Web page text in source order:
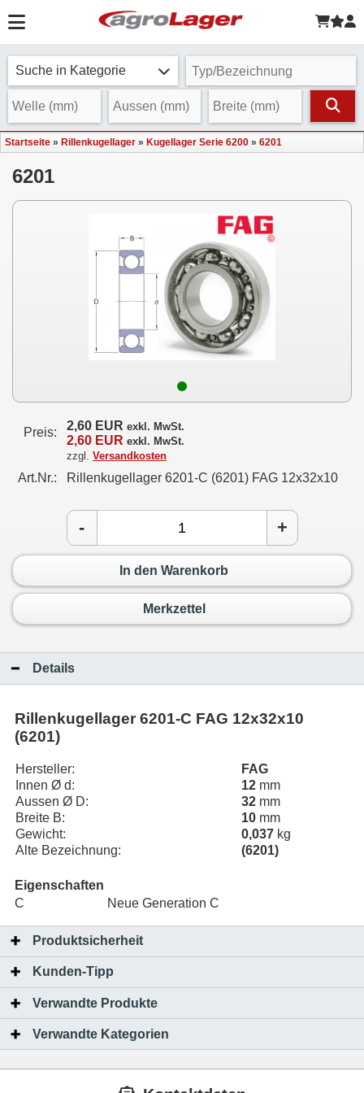
Suche in Kategorie
Startseite » Rillenkugellager » Kugellager Serie 6200 » 6201
6201
Preis: 2,60 EUR exkl. MwSt.
2,60 EUR exkl. MwSt.
zzgl. Versandkosten
Art.Nr.: Rillenkugellager 6201-C (6201) FAG 12x32x10
- +
In den Warenkorb
Merkzettel
Details
Rillenkugellager 6201-C FAG 12x32x10
(6201)
Hersteller:
FAG
Innen Ø d:
12 mm
Aussen Ø D:
32 mm
Breite B:
10 mm
Gewicht:
0,037 kg
Alte Bezeichnung:
(6201)
Eigenschaften
C
Neue Generation C
Produktsicherheit
Kunden-Tipp
Verwandte Produkte
Verwandte Kategorien